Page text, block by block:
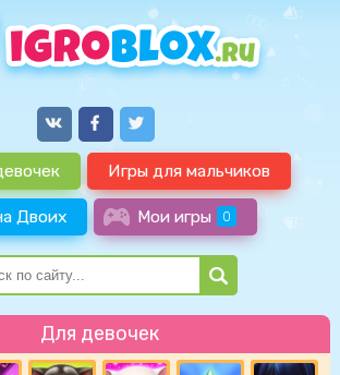
Игры для мальчиков
Двоих Мои игры 0
Для девочек